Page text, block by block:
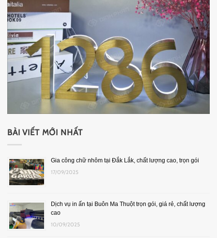
BÀI VIẾT MỚI NHẤT
Gia công chữ nhôm tại Đắk Lắk, chất lượng cao, trọn gói
17/09/2025
Dịch vụ in ấn tại Buôn Ma Thuột trọn gói, giá rẻ, chất lượng
cao
10/09/2025